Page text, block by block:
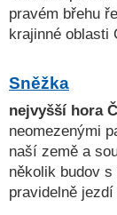
pravém břehu
krajinné oblasti
Sněžka
nejvyšší hora
neomezenými
naší země a
několik budov
pravidelně